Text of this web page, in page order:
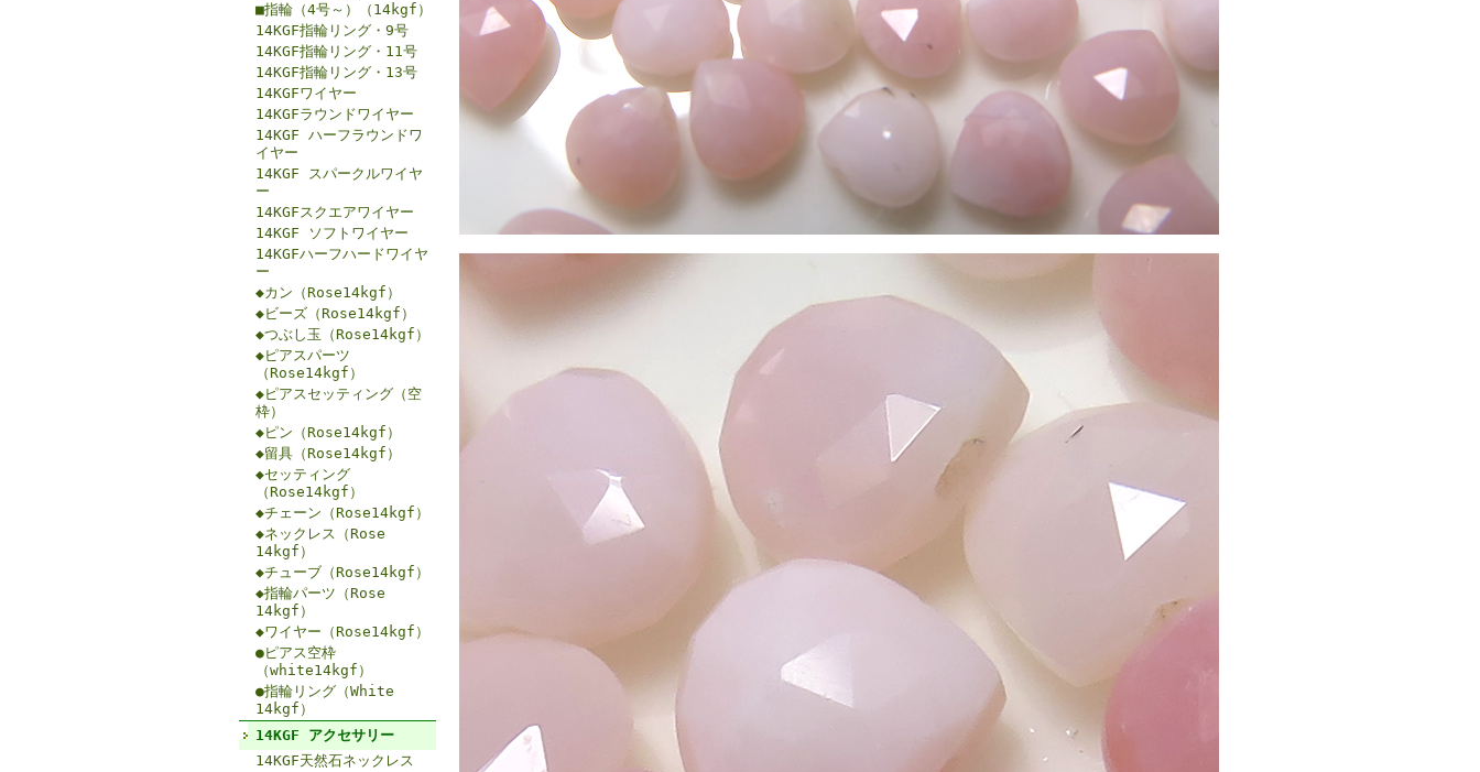
■指輪（4号～）（14kgf）
14KGF指輪リング・9号
14KGF指輪リング・11号
14KGF指輪リング・13号
14KGFワイヤー
14KGFラウンドワイヤー
14KGF ハーフラウンドワ
イヤー
14KGF スパークルワイヤ
ー
14KGFスクエアワイヤー
14KGF ソフトワイヤー
14KGFハーフハードワイヤ
ー
◆カン（Rose14kgf）
◆ビーズ（Rose14kgf）
◆つぶし玉（Rose14kgf）
◆ピアスパーツ
（Rose14kgf）
◆ピアスセッティング（空
枠）
◆ピン（Rose14kgf）
◆留具（Rose14kgf）
◆セッティング
（Rose14kgf）
◆チェーン（Rose14kgf）
◆ネックレス（Rose
14kgf）
◆チューブ（Rose14kgf）
◆指輪パーツ（Rose
14kgf）
◆ワイヤー（Rose14kgf）
●ピアス空枠
（white14kgf）
●指輪リング（White
14kgf）
14KGF アクセサリー
14KGF天然石ネックレス